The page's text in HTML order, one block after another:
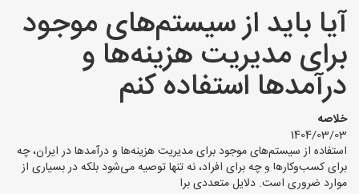
لوله و اتصالات
سایر آهن آلات
آهن آلاتی های شهرها
آیا باید از سیستم‌های موجود
برای مدیریت هزینه‌ها و
درآمدها استفاده کنم
خلاصه
1404/03/03
استفاده از سیستم‌های موجود برای مدیریت هزینه‌ها و درآمدها در ایران، چه
برای کسب‌وکارها و چه برای افراد، نه تنها توصیه می‌شود بلکه در بسیاری از
موارد ضروری است. دلایل متعددی برا